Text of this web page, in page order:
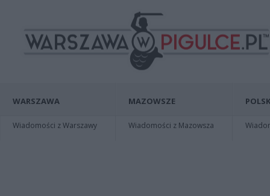
WARSZAWA
Wiadomości z Warszawy
MAZOWSZE
Wiadomości z Mazowsza